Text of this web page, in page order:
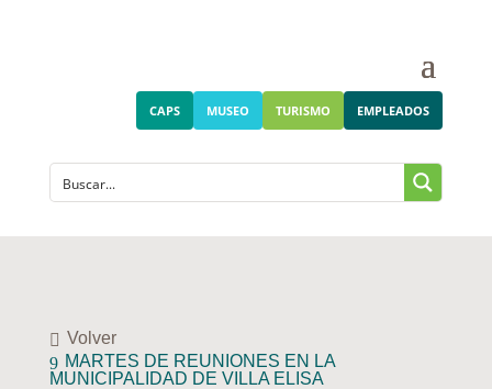
CAPS MUSEO TURISMO EMPLEADOS
Volver
MARTES DE REUNIONES EN LA
MUNICIPALIDAD DE VILLA ELISA